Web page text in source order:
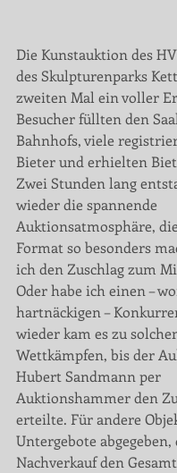
Die Kunstauktion des
des Skulpturenparks
zweiten Mal ein voller
Besucher füllten den
Bahnhofs, viele
Bieter und erhielten
Zwei Stunden lang
wieder die spannende
Auktionsatmosphäre,
Format so besonders
ich den Zuschlag zum
Oder habe ich einen –
hartnäckigen –
wieder kam es zu
Wettkämpfen, bis der
Hubert Sandmann per
Auktionshammer den
erteilte. Für andere
Untergebote
Nachverkauf den